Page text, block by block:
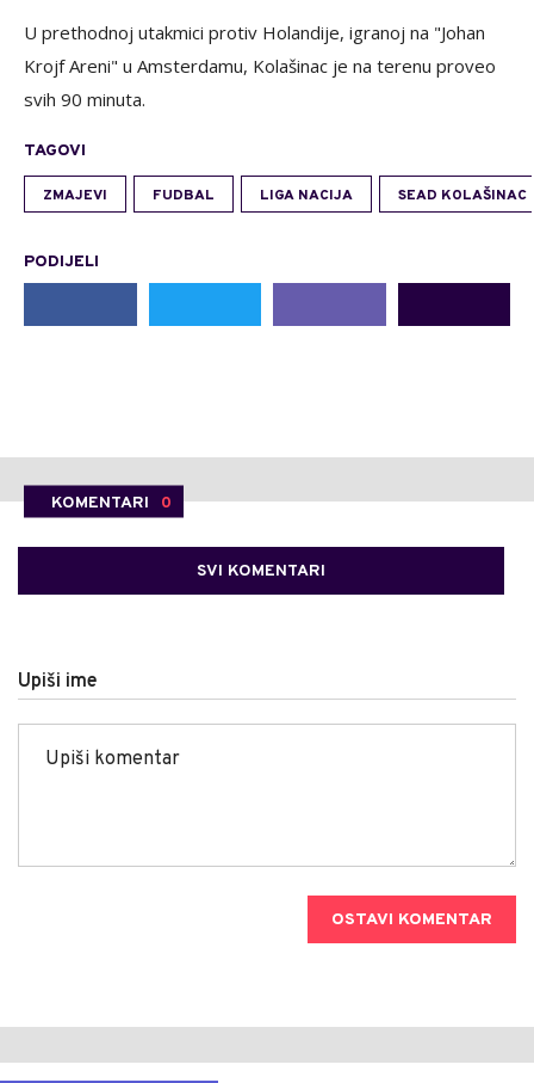
U prethodnoj utakmici protiv Holandije, igranoj na "Johan
Krojf Areni" u Amsterdamu, Kolašinac je na terenu proveo
svih 90 minuta.
TAGOVI
ZMAJEVI FUDBAL LIGA NACIJA SEAD KOLAŠINAC
PODIJELI
KOMENTARI 0
SVI KOMENTARI
Upiši ime
OSTAVI KOMENTAR